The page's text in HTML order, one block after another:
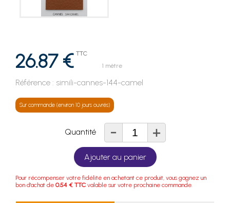
26.87 € TTC
1 mètre
Référence : simili-cannes-144-camel
Sur commande (environ 10 jours ouvrés)
Quantité - +
Ajouter au panier
Pour récompenser votre fidélité en achetant ce produit, vous gagnez un
bon d'achat de 0.54 € TTC valable sur votre prochaine commande.